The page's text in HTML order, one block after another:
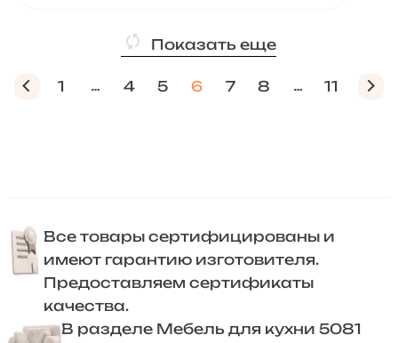
Показать еще
1 4 5 6 7 8 11
Все товары сертифицированы и
имеют гарантию изготовителя.
Предоставляем сертификаты
качества.
В разделе Мебель для кухни 5081